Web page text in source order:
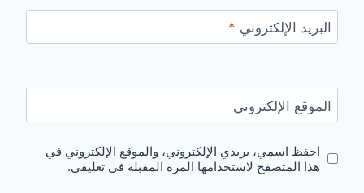
البريد الإلكتروني *
الموقع الإلكتروني
احفظ اسمي، بريدي الإلكتروني، والموقع الإلكتروني في
هذا المتصفح لاستخدامها المرة المقبلة في تعليقي.